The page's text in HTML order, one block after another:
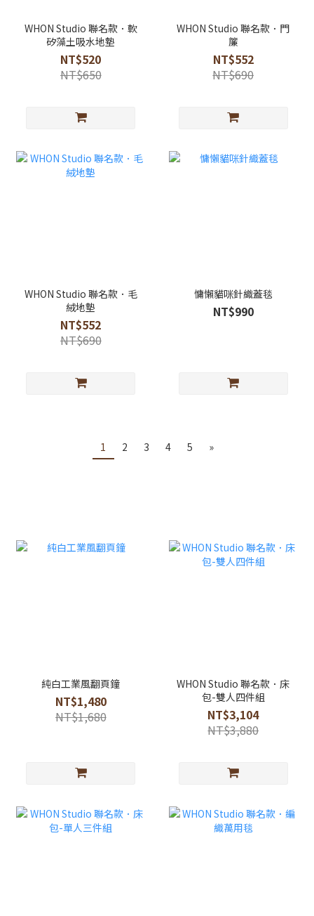
WHON Studio 聯名款．軟
矽藻土吸水地墊
NT$520
NT$650
WHON Studio 聯名款．門
簾
NT$552
NT$690
WHON Studio 聯名款．毛
絨地墊
NT$552
NT$690
慵懶貓咪針織蓋毯
NT$990
1 2 3 4 5 »
純白工業風翻頁鐘
NT$1,480
NT$1,680
WHON Studio 聯名款．床
包-雙人四件組
NT$3,104
NT$3,880